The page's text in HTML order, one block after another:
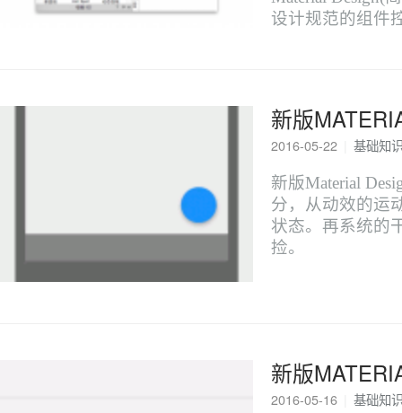
设计规范的组件
新版
2016-05-22
基础知
新版Material
分，从动效的运
状态。再系统的
捡。
新版
2016-05-16
基础知